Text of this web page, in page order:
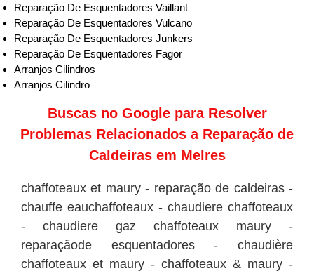
Reparação De Esquentadores Vaillant
Reparação De Esquentadores Vulcano
Reparação De Esquentadores Junkers
Reparação De Esquentadores Fagor
Arranjos Cilindros
Arranjos Cilindro
Buscas no Google para Resolver
Problemas Relacionados a Reparação de
Caldeiras em Melres
chaffoteaux et maury - reparação de caldeiras -
chauffe eauchaffoteaux - chaudiere chaffoteaux
- chaudiere gaz chaffoteaux maury -
reparaçãode esquentadores - chaudière
chaffoteaux et maury - chaffoteaux & maury -